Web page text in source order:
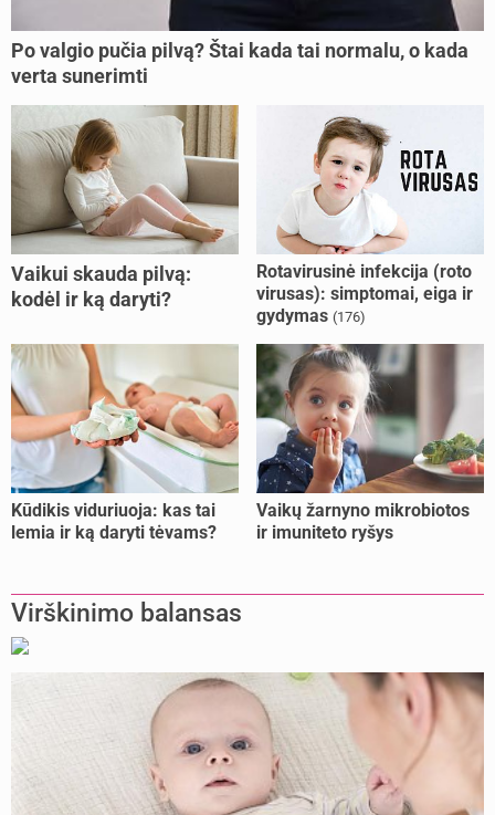
Po valgio pučia pilvą? Štai kada tai normalu, o kada
verta sunerimti
Vaikui skauda pilvą:
kodėl ir ką daryti?
Rotavirusinė infekcija (roto
virusas): simptomai, eiga ir
gydymas (176)
Kūdikis viduriuoja: kas tai
lemia ir ką daryti tėvams?
Vaikų žarnyno mikrobiotos
ir imuniteto ryšys
Virškinimo balansas